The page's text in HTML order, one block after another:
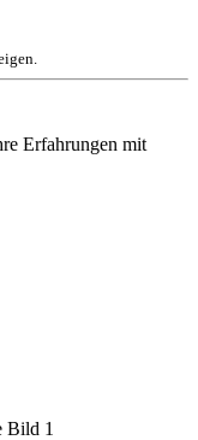
Erfahrungen mit